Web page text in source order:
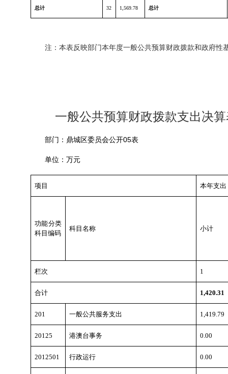
总计 32 1,569.78 总计
注：本表反映部门本年度一般公共预算财政拨款和政府性
一般公共预算财政拨款支出决
部门：鼎城区委员会公开05表
单位：万元
项目 本年支出
功能分类
科目编码
科目名称 小计
栏次 1
合计 1,420.31
201 一般公共服务支出 1,419.79
20125 港澳台事务 0.00
2012501 行政运行 0.00